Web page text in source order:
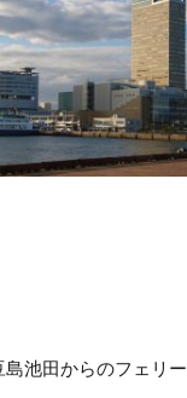
池田からのフェリー